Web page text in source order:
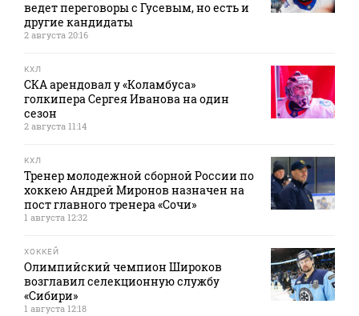
ведет переговоры с Гусевым, но есть и
другие кандидаты
2 августа 20:16
КХЛ
СКА арендовал у «Коламбуса»
голкипера Сергея Иванова на один
сезон
2 августа 11:14
КХЛ
Тренер молодежной сборной России по
хоккею Андрей Миронов назначен на
пост главного тренера «Сочи»
1 августа 12:32
ХОККЕЙ
Олимпийский чемпион Широков
возглавил селекционную службу
«Сибири»
1 августа 12:18